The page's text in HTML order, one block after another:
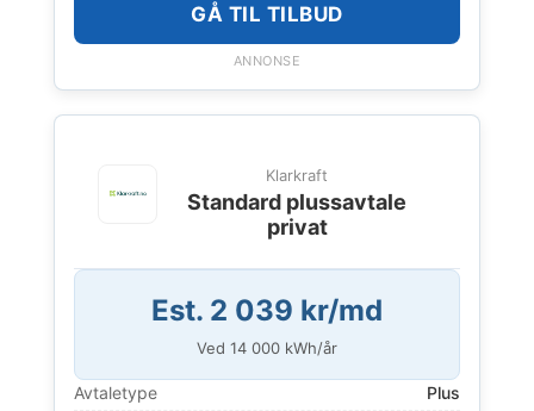
GÅ TIL TILBUD
ANNONSE
Klarkraft
Standard plussavtale
privat
Est. 2 039 kr/md
Ved 14 000 kWh/år
Avtaletype
Plus